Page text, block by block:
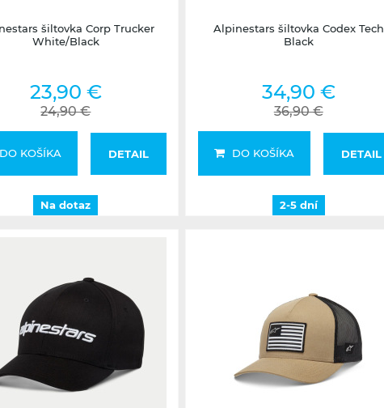
šiltovka Corp Trucker
White/Black
23,90 €
24,90 €
KOŠÍKA DETAIL
Na dotaz
Alpinestars šiltovka Codex Tech
Black
34,90 €
36,90 €
DO KOŠÍKA DETAIL
2-5 dní